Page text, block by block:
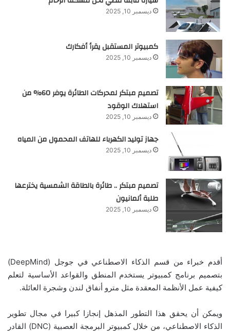
ديسمبر 10, 2025
كمبيوتر المستقبل يقرأ أفكارك
ديسمبر 10, 2025
تصميم مبتكر لمحركات الطائرة يوفر 60% من
استهلاك الوقود
ديسمبر 10, 2025
جهاز توليد الكهرباء للهاتف المحمول من المياه
ديسمبر 10, 2025
تصميم مبتكر .. طائرة بالطاقة الشمسية يخترعها
طلبة ألمانيون
ديسمبر 10, 2025
أقدم خبراء من قسم الذكاء الاصطناعي في جوجل (DeepMind)
بتصميم برنامج كمبيوتر يستخدم المنطق والقواعد الأساسية لتعلم
كيفية عمل الأنظمة المعقدة مثل مترو أنفاق لندن وشجرة العائلة.
ويمكن أن يحقق هذا التطور المذهل إنجازا كبيرا في مجال تطوير
الذكاء الاصطناعي، من خلال كمبيوتر البرمجة العصبية (DNC) القادر